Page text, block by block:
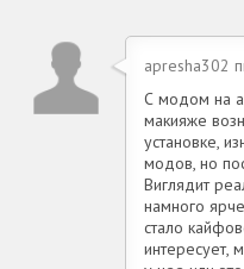
apresha302
С модом на
макияже
установке,
модов, но
Виглядит
намного
стало
интересует,